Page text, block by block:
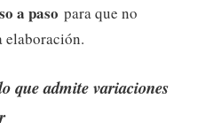
a paso para que no
elaboración.
que admite variaciones